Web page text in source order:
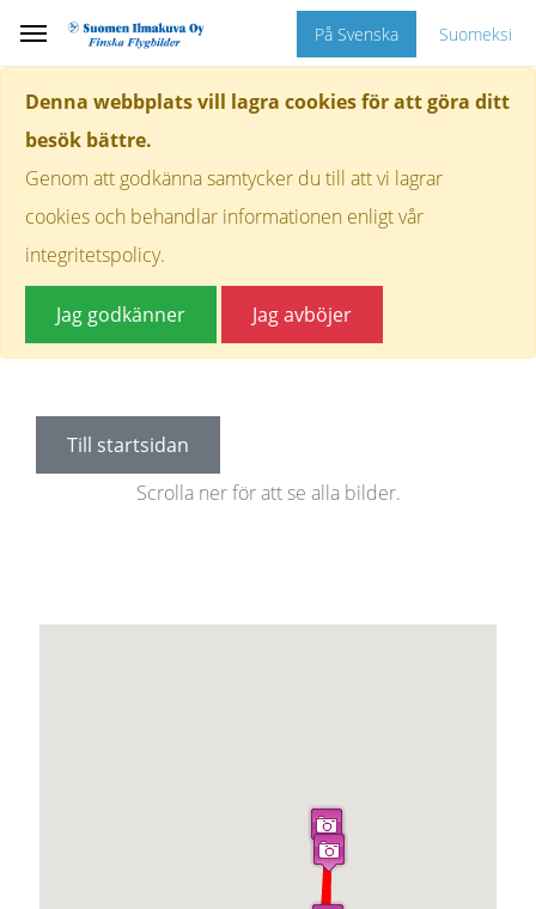
Denna webbplats vill lagra cookies för att göra ditt
besök bättre.
Genom att godkänna samtycker du till att vi lagrar
cookies och behandlar informationen enligt vår
integritetspolicy.
Jag godkänner Jag avböjer
På Svenska Suomeksi
Till startsidan
Scrolla ner för att se alla bilder.